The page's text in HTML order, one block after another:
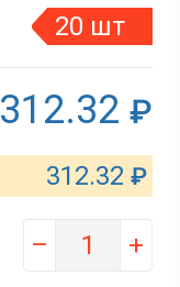
20 шт
312.32 ₽
312.32 ₽
– +